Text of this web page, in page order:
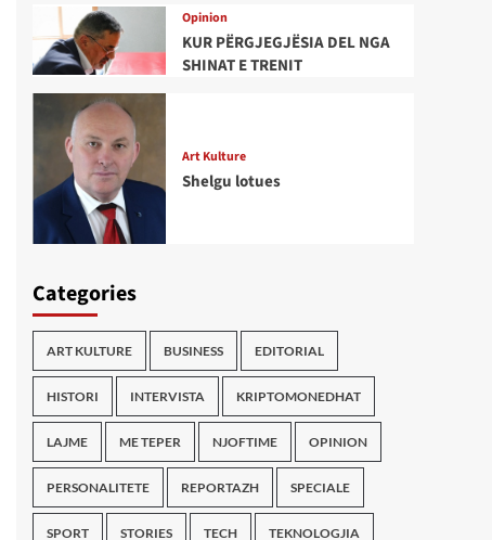
Opinion
KUR PËRGJEGJËSIA DEL NGA
SHINAT E TRENIT
Art Kulture
Shelgu lotues
Categories
ART KULTURE BUSINESS EDITORIAL
HISTORI INTERVISTA KRIPTOMONEDHAT
LAJME ME TEPER NJOFTIME OPINION
PERSONALITETE REPORTAZH SPECIALE
SPORT STORIES TECH TEKNOLOGJIA